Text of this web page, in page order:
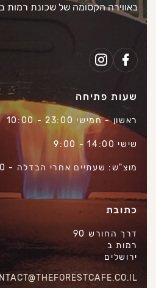
באווירה הקסומה של שכונת רמות
שעות פתיחה
ראשון - חמישי 23:00 - 10:00
שישי 14:00 - 9:00
מוצ"ש: שעתיים אחרי הבדלה - 23:00
כתובת
דרך החורש 90
רמות ב
ירושלים